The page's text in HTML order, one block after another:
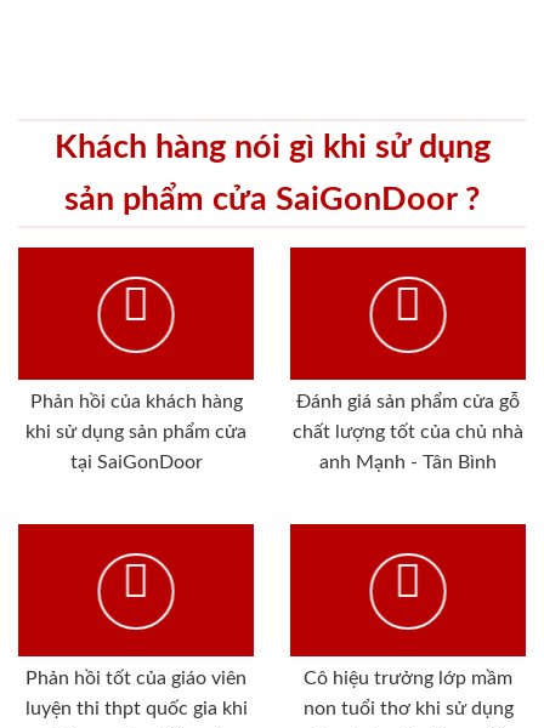
Khách hàng nói gì khi sử dụng
sản phẩm cửa SaiGonDoor ?
Phản hồi của khách hàng
khi sử dụng sản phẩm cửa
tại SaiGonDoor
Đánh giá sản phẩm cửa gỗ
chất lượng tốt của chủ nhà
anh Mạnh - Tân Bình
Phản hồi tốt của giáo viên
luyện thi thpt quốc gia khi
Cô hiệu trưởng lớp mầm
non tuổi thơ khi sử dụng